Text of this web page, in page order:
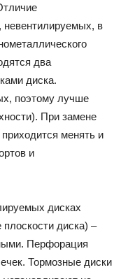
в
два
диска.
поэтому лучше
При замене
менять и
и
дисках
диска) –
Перфорация
Тормозные диски